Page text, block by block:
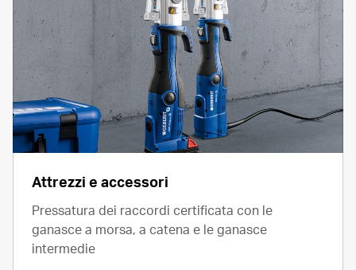
Attrezzi e accessori
Pressatura dei raccordi certificata con le
ganasce a morsa, a catena e le ganasce
intermedie